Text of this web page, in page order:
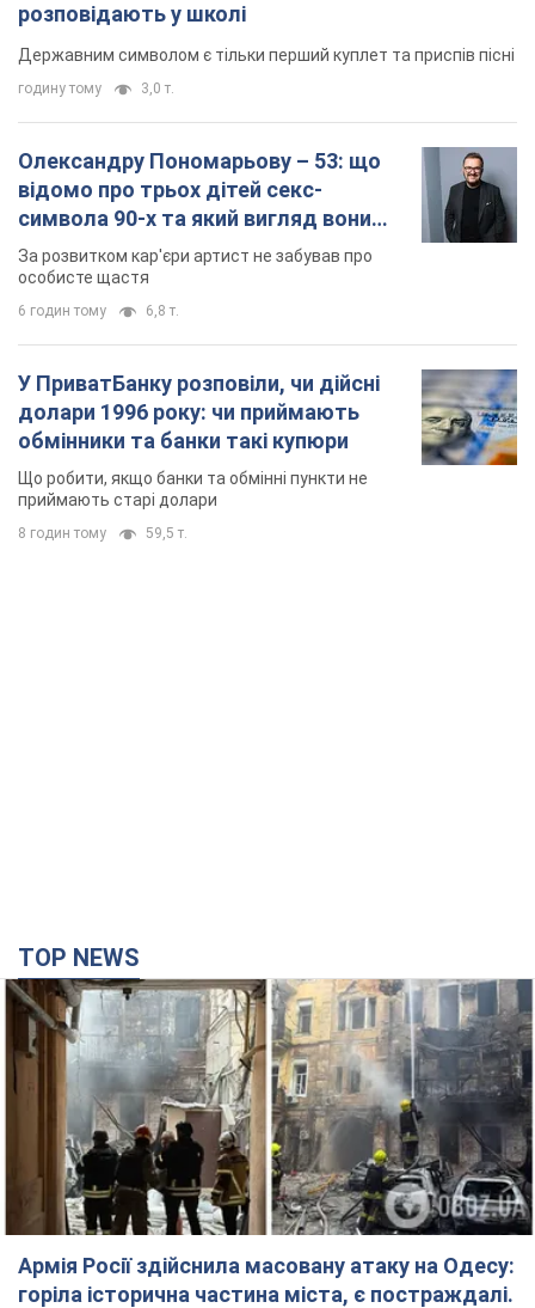
розповідають у школі
Державним символом є тільки перший куплет та приспів пісні
годину тому 3,0 т.
Олександру Пономарьову – 53: що
відомо про трьох дітей секс-
символа 90-х та який вигляд вони
мають
За розвитком кар'єри артист не забував про
особисте щастя
6 годин тому 6,8 т.
У ПриватБанку розповіли, чи дійсні
долари 1996 року: чи приймають
обмінники та банки такі купюри
Що робити, якщо банки та обмінні пункти не
приймають старі долари
8 годин тому 59,5 т.
TOP NEWS
Армія Росії здійснила масовану атаку на Одесу:
горіла історична частина міста, є постраждалі.